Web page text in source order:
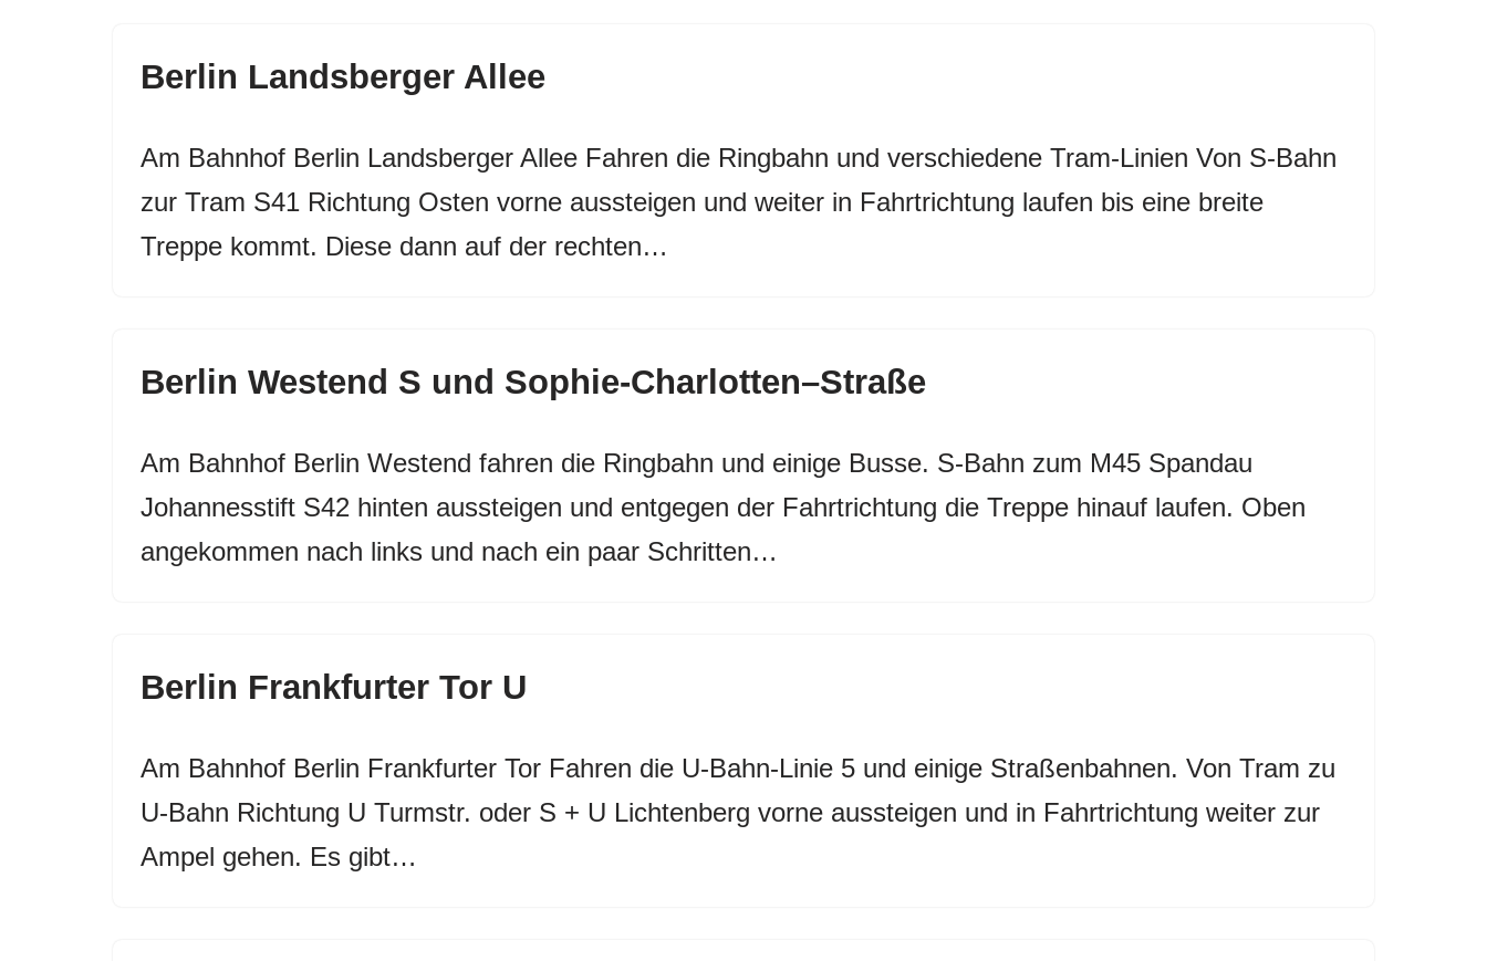
Berlin Landsberger Allee
Am Bahnhof Berlin Landsberger Allee Fahren die Ringbahn und verschiedene Tram-Linien Von S-Bahn
zur Tram S41 Richtung Osten vorne aussteigen und weiter in Fahrtrichtung laufen bis eine breite
Treppe kommt. Diese dann auf der rechten…
Berlin Westend S und Sophie-Charlotten–Straße
Am Bahnhof Berlin Westend fahren die Ringbahn und einige Busse. S-Bahn zum M45 Spandau
Johannesstift S42 hinten aussteigen und entgegen der Fahrtrichtung die Treppe hinauf laufen. Oben
angekommen nach links und nach ein paar Schritten…
Berlin Frankfurter Tor U
Am Bahnhof Berlin Frankfurter Tor Fahren die U-Bahn-Linie 5 und einige Straßenbahnen. Von Tram zu
U-Bahn Richtung U Turmstr. oder S + U Lichtenberg vorne aussteigen und in Fahrtrichtung weiter zur
Ampel gehen. Es gibt…